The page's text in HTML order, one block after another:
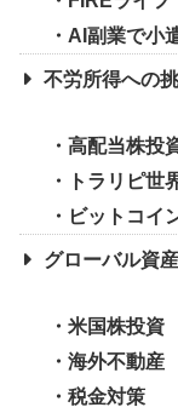
AI副業で小
不労所得への
高配当株投
トラリピ世
ビットコイ
グローバル資
米国株投資
海外不動産
税金対策